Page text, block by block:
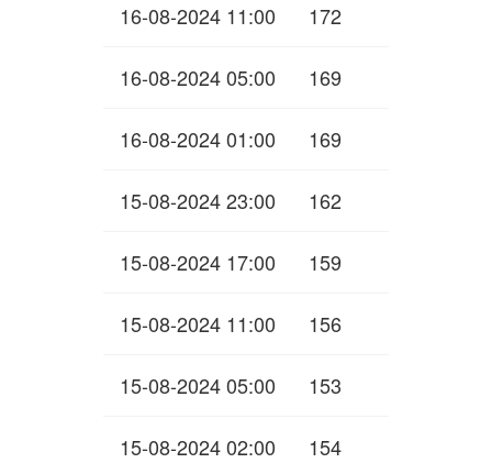
16-08-2024 11:00 172
16-08-2024 05:00 169
16-08-2024 01:00 169
15-08-2024 23:00 162
15-08-2024 17:00 159
15-08-2024 11:00 156
15-08-2024 05:00 153
15-08-2024 02:00 154